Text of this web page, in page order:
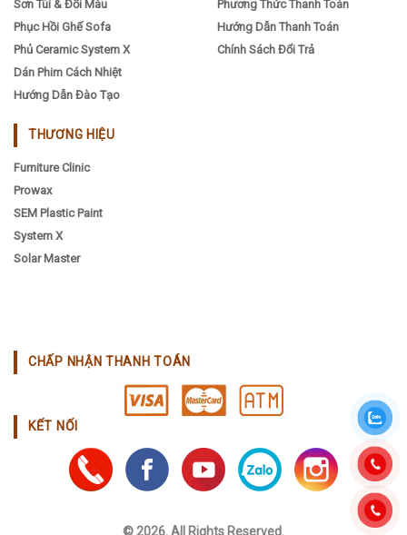
Sơn Túi & Đổi Màu
Phục Hồi Ghế Sofa
Phủ Ceramic System X
Dán Phim Cách Nhiệt
Hướng Dẫn Đào Tạo
Phương Thức Thanh Toán
Hướng Dẫn Thanh Toán
Chính Sách Đổi Trả
THƯƠNG HIỆU
Furniture Clinic
Prowax
SEM Plastic Paint
System X
Solar Master
© 2026. All Rights Reserved.
CHẤP NHẬN THANH TOÁN
KẾT NỐI